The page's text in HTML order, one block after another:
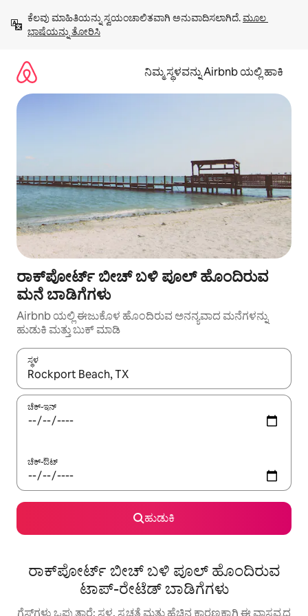
ಹೋಗಿ
ಕೆಲವು ಮಾಹಿತಿಯನ್ನು ಸ್ವಯಂಚಾಲಿತವಾಗಿ ಅನುವಾದಿಸಲಾಗಿದೆ. ಮೂಲ
ಭಾಷೆಯನ್ನು ತೋರಿಸಿ
ನಿಮ್ಮ ಸ್ಥಳವನ್ನು Airbnb ಯಲ್ಲಿ ಹಾಕಿ
ರಾಕ್‌ಪೋರ್ಟ್ ಬೀಚ್ ಬಳಿ ಪೂಲ್ ಹೊಂದಿರುವ
ಮನೆ ಬಾಡಿಗೆಗಳು
Airbnb ಯಲ್ಲಿ ಈಜುಕೊಳ ಹೊಂದಿರುವ ಅನನ್ಯವಾದ ಮನೆಗಳನ್ನು
ಹುಡುಕಿ ಮತ್ತು ಬುಕ್ ಮಾಡಿ
ಸ್ಥಳ
ಫಲಿತಾಂಶಗಳು ಲಭ್ಯವಿರುವಾಗ, ಅಪ್ ಮತ್ತು ಡೌನ್ ಬಾಣದ ಕೀಲಿಗಳೊಂದಿಗೆ
ಚೆಕ್-ಇನ್
ಚೆಕ್-ಔಟ್
ಹುಡುಕಿ
ರಾಕ್‌ಪೋರ್ಟ್ ಬೀಚ್ ಬಳಿ ಪೂಲ್ ಹೊಂದಿರುವ
ಟಾಪ್-ರೇಟೆಡ್ ಬಾಡಿಗೆಗಳು
ಗೆಸ್ಟ್‌ಗಳು ಒಪ್ಪುತ್ತಾರೆ: ಸ್ಥಳ, ಸ್ವಚ್ಛತೆ ಮತ್ತು ಹೆಚ್ಚಿನ ಕಾರಣಕ್ಕಾಗಿ ಈ ವಾಸ್ತವ್ಯದ